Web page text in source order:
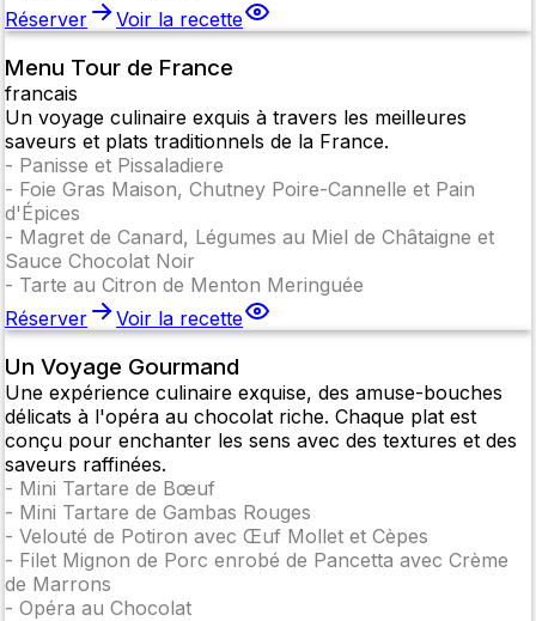
Réserver
Voir la recette
Menu Tour de France
francais
Un voyage culinaire exquis à travers les meilleures
saveurs et plats traditionnels de la France.
- Panisse et Pissaladiere
- Foie Gras Maison, Chutney Poire-Cannelle et Pain
d'Épices
- Magret de Canard, Légumes au Miel de Châtaigne et
Sauce Chocolat Noir
- Tarte au Citron de Menton Meringuée
Réserver
Voir la recette
Un Voyage Gourmand
Une expérience culinaire exquise, des amuse-bouches
délicats à l'opéra au chocolat riche. Chaque plat est
conçu pour enchanter les sens avec des textures et des
saveurs raffinées.
- Mini Tartare de Bœuf
- Mini Tartare de Gambas Rouges
- Velouté de Potiron avec Œuf Mollet et Cèpes
- Filet Mignon de Porc enrobé de Pancetta avec Crème
de Marrons
- Opéra au Chocolat